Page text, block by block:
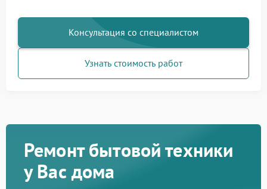
Консультация со специалистом
Узнать стоимость работ
Ремонт бытовой техники
у Вас дома